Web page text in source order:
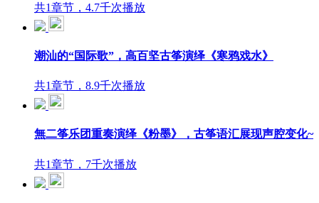
共1章节，4.7千次播放
潮汕的“国际歌”，高百坚古筝演绎《寒鸦戏水》
共1章节，8.9千次播放
無二筝乐团重奏演绎《粉墨》，古筝语汇展现声腔变化~
共1章节，7千次播放